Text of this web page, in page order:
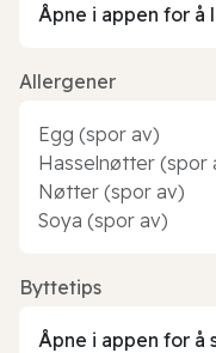
Åpne i appen for å
Allergener
Egg (spor av)
Hasselnøtter (spor
Nøtter (spor av)
Soya (spor av)
Byttetips
Åpne i appen for å